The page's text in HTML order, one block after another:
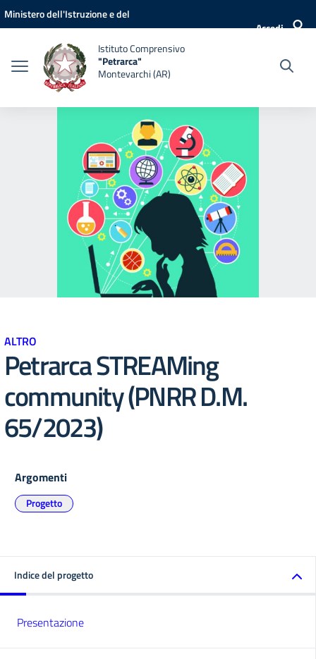
Vai ai contenuti
Vai al menu di navigazione
Vai al footer
Ministero dell'Istruzione e del
Accedi
Istituto Comprensivo
"Petrarca"
Montevarchi (AR)
ALTRO
Petrarca STREAMing
community (PNRR D.M.
65/2023)
Argomenti
Progetto
Indice del progetto
Presentazione